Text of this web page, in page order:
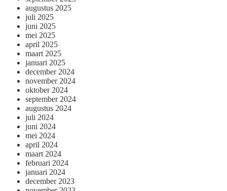
augustus 2025
juli 2025
juni 2025
mei 2025
april 2025
maart 2025
januari 2025
december 2024
november 2024
oktober 2024
september 2024
augustus 2024
juli 2024
juni 2024
mei 2024
april 2024
maart 2024
februari 2024
januari 2024
december 2023